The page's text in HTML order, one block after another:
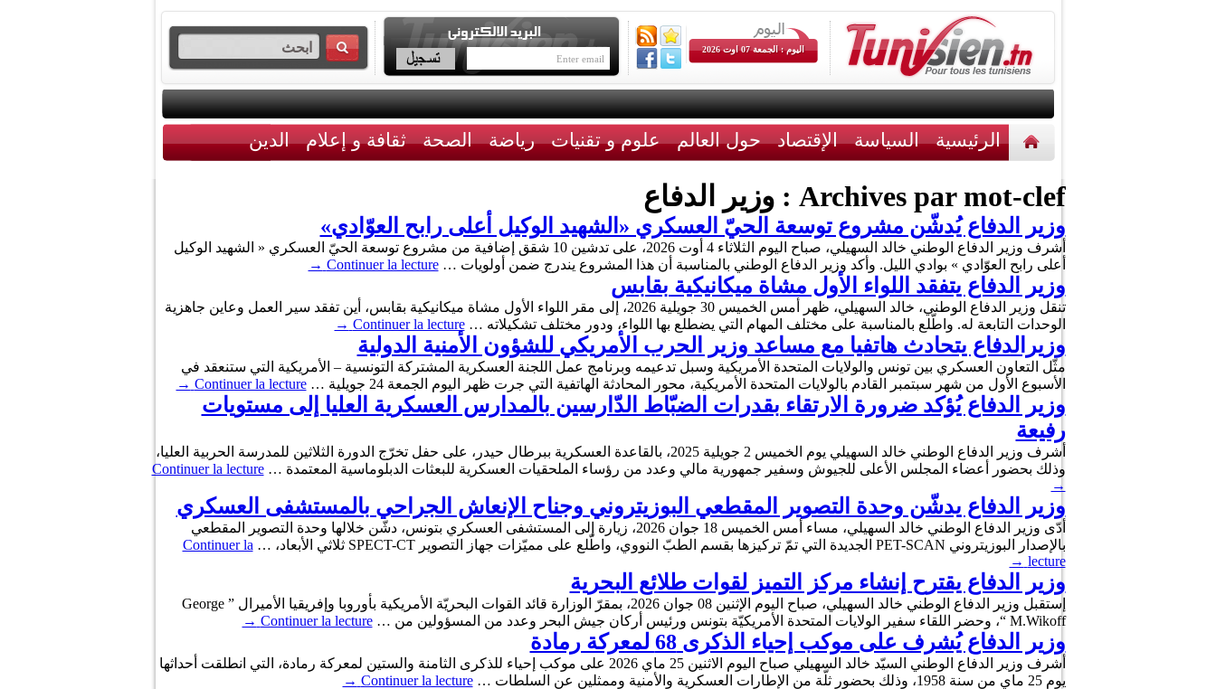
اليوم : الجمعة 07 اوت 2026
الرئيسية السياسة الإقتصاد حول العالم علوم و تقنيات رياضة الصحة ثقافة و إعلام الدين
أخبار مختلفة
Archives par mot-clef : وزير الدفاع
وزير الدفاع يُدشّن مشروع توسعة الحيّ العسكري «الشهيد الوكيل أعلى رابح العوّادي»
أشرف وزير الدفاع الوطني خالد السهيلي، صباح اليوم الثلاثاء 4 أوت 2026، على تدشين 10 شقق إضافية من مشروع توسعة الحيّ العسكري « الشهيد الوكيل
أعلى رابح العوّادي » بوادي الليل. وأكد وزير الدفاع الوطني بالمناسبة أن هذا المشروع يندرج ضمن أولويات …Continuer la lecture
→
وزير الدفاع يتفقد اللواء الأول مشاة ميكانيكية بقابس
تنقل وزير الدفاع الوطني، خالد السهيلي، ظهر أمس الخميس 30 جويلية 2026، إلى مقر اللواء الأول مشاة ميكانيكية بقابس، أين تفقد سير العمل وعاين جاهزية
الوحدات التابعة له. واطّلع بالمناسبة على مختلف المهام التي يضطلع بها اللواء، ودور مختلف تشكيلاته …Continuer la lecture
→
وزيرالدفاع يتحادث هاتفيا مع مساعد وزير الحرب الأمريكي للشؤون الأمنية الدولية
مثّل التعاون العسكري بين تونس والولايات المتحدة الأمريكية وسبل تدعيمه وبرنامج عمل اللجنة العسكرية المشتركة التونسية – الأمريكية التي ستنعقد في
الأسبوع الأول من شهر سبتمبر القادم بالولايات المتحدة الأمريكية، محور المحادثة الهاتفية التي جرت ظهر اليوم الجمعة 24 جويلية …
Continuer la lecture
→
وزير الدفاع يُؤكد ضرورة الارتقاء بقدرات الضبّاط الدّارسين بالمدارس العسكرية العليا إلى مستويات
رفيعة
أشرف وزير الدفاع الوطني خالد السهيلي يوم الخميس 2 جويلية 2025، بالقاعدة العسكرية ببرطال حيدر، على حفل تخرّج الدورة الثلاثين للمدرسة الحربية العليا،
وذلك بحضور أعضاء المجلس الأعلى للجيوش وسفير جمهورية مالي وعدد من رؤساء الملحقيات العسكرية للبعثات الدبلوماسية المعتمدة …Continuer la lecture
→
وزير الدفاع يدشّن وحدة التصوير المقطعي البوزيتروني وجناح الإنعاش الجراحي بالمستشفى العسكري
أدّى وزير الدفاع الوطني خالد السهيلي، مساء أمس الخميس 18 جوان 2026، زيارة إلى المستشفى العسكري بتونس، دشّن خلالها وحدة التصوير المقطعي
بالإصدار البوزيتروني PET-SCAN الجديدة التي تمّ تركيزها بقسم الطبّ النووي، واطّلع على مميّزات جهاز التصوير SPECT-CT ثلاثي الأبعاد، …
Continuer la
lecture
→
وزير الدفاع يقترح إنشاء مركز التميز لقوات طلائع البحرية
إستقبل وزير الدفاع الوطني خالد السهيلي، صباح اليوم الإثنين 08 جوان 2026، بمقرّ الوزارة قائد القوات البحريّة الأمريكية بأوروبا وإفريقيا الأميرال ” George
M.Wikoff “، وحضر اللقاء سفير الولايات المتحدة الأمريكيّة بتونس ورئيس أركان جيش البحر وعدد من المسؤولين من …
Continuer la lecture
→
وزير الدفاع يُشرف على موكب إحياء الذكرى 68 لمعركة رمادة
أشرف وزير الدفاع الوطني السيّد خالد السهيلي صباح اليوم الاثنين 25 ماي 2026 على موكب إحياء للذكرى الثامنة والستين لمعركة رمادة، التي انطلقت أحداثها
يوم 25 ماي من سنة 1958، وذلك بحضور ثلّة من الإطارات العسكرية والأمنية وممثلين عن السلطات …
Continuer la lecture
→